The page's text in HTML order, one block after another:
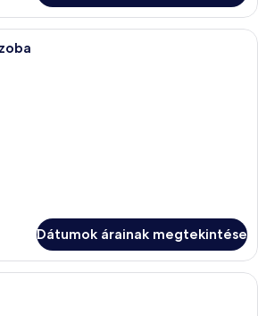
Egy modern szállodai szoba,
Dátumok árainak megtekintése
Egy kétágyas szoba, íróasztallal,